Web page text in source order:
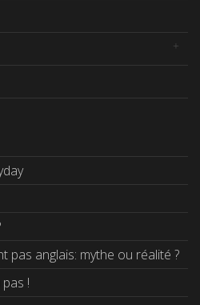
pas anglais: mythe ou réalité ?
!